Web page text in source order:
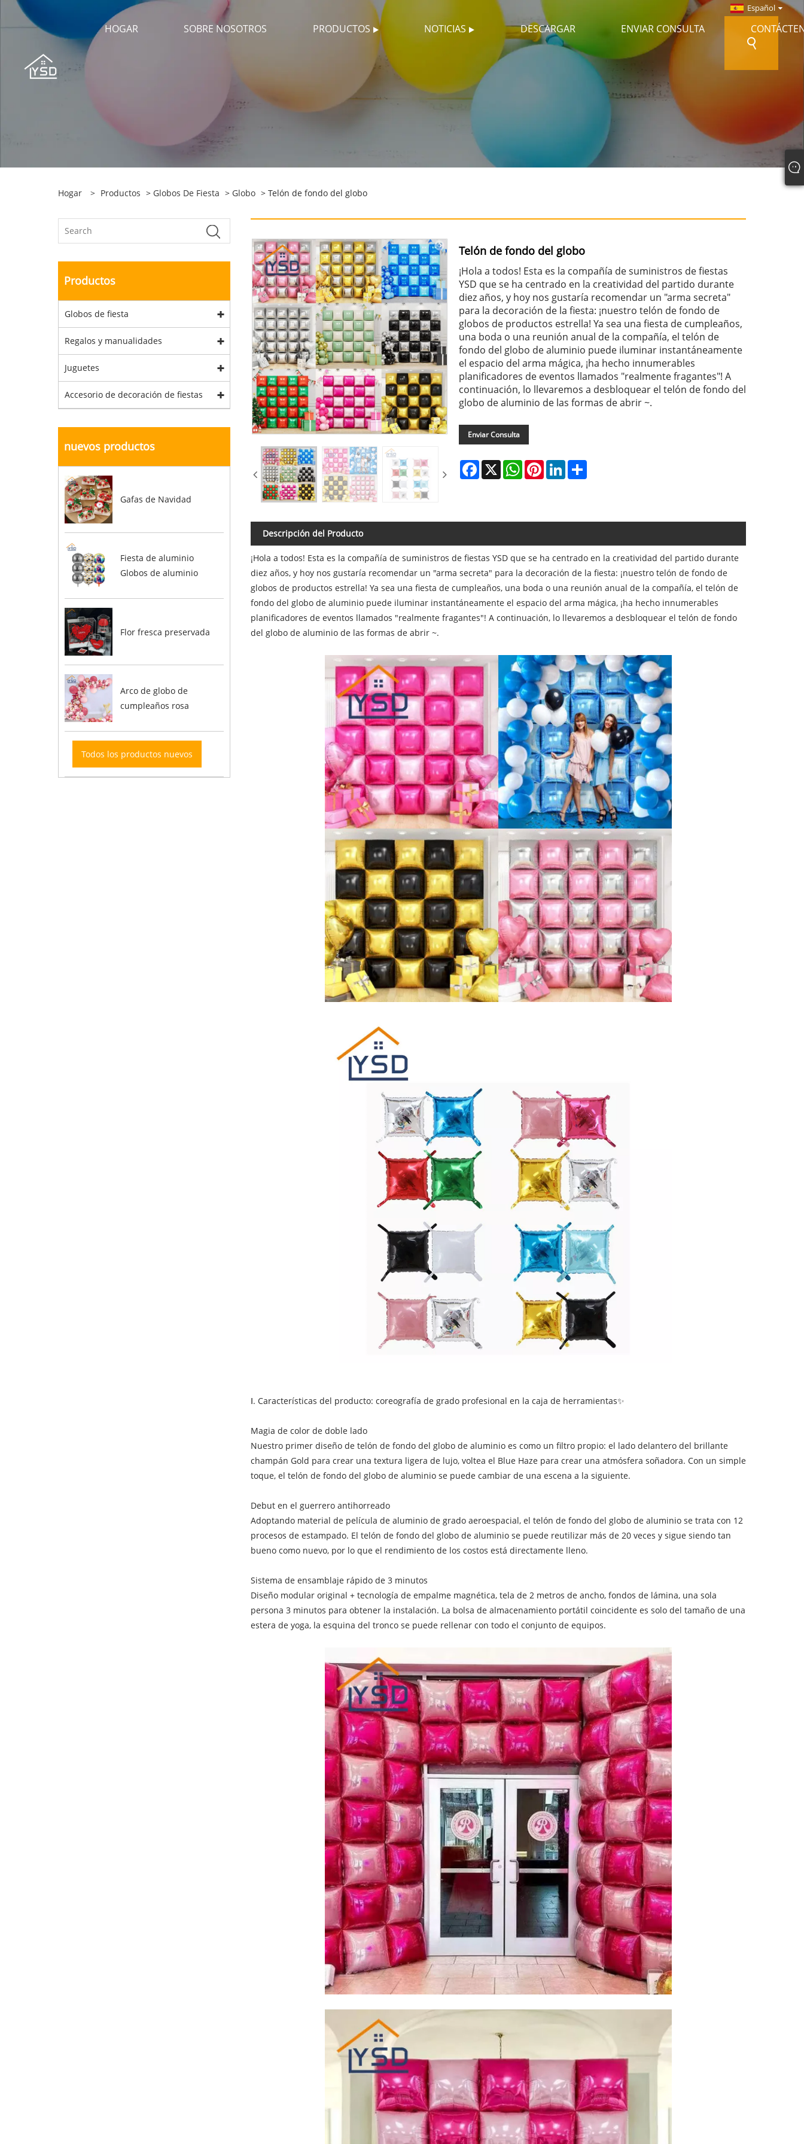
HOGAR SOBRE NOSOTROS PRODUCTOS NOTICIAS DESCARGAR ENVIAR CONSULTA
Español
Hogar > Productos > Globos De Fiesta > Globo > Telón de fondo del globo
Productos
Globos de fiesta
Regalos y manualidades
Juguetes
Accesorio de decoración de fiestas
nuevos productos
Gafas de Navidad
Fiesta de aluminio
Globos de aluminio
Flor fresca preservada
Arco de globo de
cumpleaños rosa
Todos los productos nuevos
Telón de fondo del globo
¡Hola a todos! Esta es la compañía de suministros de fiestas
YSD que se ha centrado en la creatividad del partido durante
diez años, y hoy nos gustaría recomendar un "arma secreta"
para la decoración de la fiesta: ¡nuestro telón de fondo de
globos de productos estrella! Ya sea una fiesta de cumpleaños,
una boda o una reunión anual de la compañía, el telón de
fondo del globo de aluminio puede iluminar instantáneamente
el espacio del arma mágica, ¡ha hecho innumerables
planificadores de eventos llamados "realmente fragantes"! A
continuación, lo llevaremos a desbloquear el telón de fondo del
globo de aluminio de las formas de abrir ~.
Enviar Consulta
Facebook
X WhatsAppPinterestLinkedInShare
Descripción del Producto
¡Hola a todos! Esta es la compañía de suministros de fiestas YSD que se ha centrado en la creatividad del partido durante
diez años, y hoy nos gustaría recomendar un "arma secreta" para la decoración de la fiesta: ¡nuestro telón de fondo de
globos de productos estrella! Ya sea una fiesta de cumpleaños, una boda o una reunión anual de la compañía, el telón de
fondo del globo de aluminio puede iluminar instantáneamente el espacio del arma mágica, ¡ha hecho innumerables
planificadores de eventos llamados "realmente fragantes"! A continuación, lo llevaremos a desbloquear el telón de fondo
del globo de aluminio de las formas de abrir ~.
Ⅰ. Características del producto: coreografía de grado profesional en la caja de herramientas✨
Magia de color de doble lado
Nuestro primer diseño de telón de fondo del globo de aluminio es como un filtro propio: el lado delantero del brillante
champán Gold para crear una textura ligera de lujo, voltea el Blue Haze para crear una atmósfera soñadora. Con un simple
toque, el telón de fondo del globo de aluminio se puede cambiar de una escena a la siguiente.
Debut en el guerrero antihorreado
Adoptando material de película de aluminio de grado aeroespacial, el telón de fondo del globo de aluminio se trata con 12
procesos de estampado. El telón de fondo del globo de aluminio se puede reutilizar más de 20 veces y sigue siendo tan
bueno como nuevo, por lo que el rendimiento de los costos está directamente lleno.
Sistema de ensamblaje rápido de 3 minutos
Diseño modular original + tecnología de empalme magnética, tela de 2 metros de ancho, fondos de lámina, una sola
persona 3 minutos para obtener la instalación. La bolsa de almacenamiento portátil coincidente es solo del tamaño de una
estera de yoga, la esquina del tronco se puede rellenar con todo el conjunto de equipos.